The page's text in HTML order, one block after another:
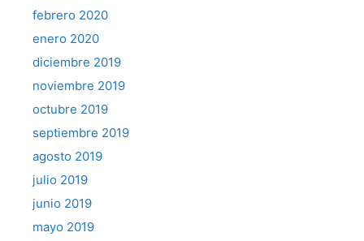
febrero 2020
enero 2020
diciembre 2019
noviembre 2019
octubre 2019
septiembre 2019
agosto 2019
julio 2019
junio 2019
mayo 2019